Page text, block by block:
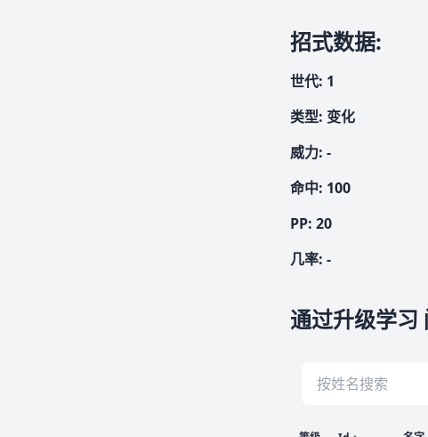
招式数据:
世代: 1
类型: 变化
威力: -
命中: 100
PP: 20
几率: -
通过升级学习